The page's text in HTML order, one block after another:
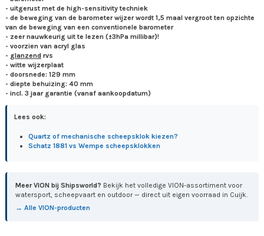
- uitgerust met de high-sensitivity techniek
- de beweging van de barometer wijzer wordt 1,5 maal vergroot ten opzichte
van de beweging van een conventionele barometer
- zeer nauwkeurig uit te lezen (±3hPa millibar)!
- voorzien van acryl glas
- glanzend rvs
- witte wijzerplaat
- doorsnede: 129 mm
- diepte behuizing: 40 mm
- incl. 3 jaar garantie (vanaf aankoopdatum)
Lees ook:
Quartz of mechanische scheepsklok kiezen?
Schatz 1881 vs Wempe scheepsklokken
Meer VION bij Shipsworld? Bekijk het volledige VION-assortiment voor
watersport, scheepvaart en outdoor — direct uit eigen voorraad in Cuijk.
→ Alle VION-producten